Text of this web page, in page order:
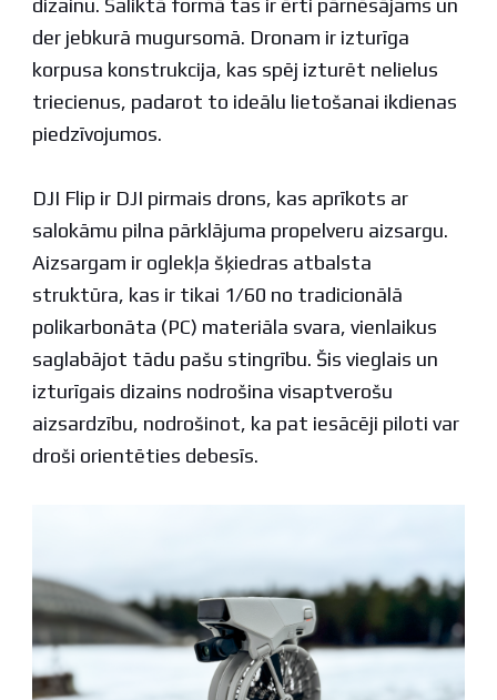
dizainu. Saliktā formā tas ir ērti pārnēsājams un
der jebkurā mugursomā. Dronam ir izturīga
korpusa konstrukcija, kas spēj izturēt nelielus
triecienus, padarot to ideālu lietošanai ikdienas
piedzīvojumos.
DJI Flip ir DJI pirmais drons, kas aprīkots ar
salokāmu pilna pārklājuma propelveru aizsargu.
Aizsargam ir oglekļa šķiedras atbalsta
struktūra, kas ir tikai 1/60 no tradicionālā
polikarbonāta (PC) materiāla svara, vienlaikus
saglabājot tādu pašu stingrību. Šis vieglais un
izturīgais dizains nodrošina visaptverošu
aizsardzību, nodrošinot, ka pat iesācēji piloti var
droši orientēties debesīs.